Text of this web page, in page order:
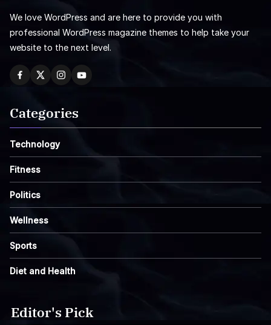
We love WordPress and are here to provide you with
professional WordPress magazine themes to help take your
website to the next level.
Categories
Technology
Fitness
Politics
Wellness
Sports
Diet and Health
Editor's Pick